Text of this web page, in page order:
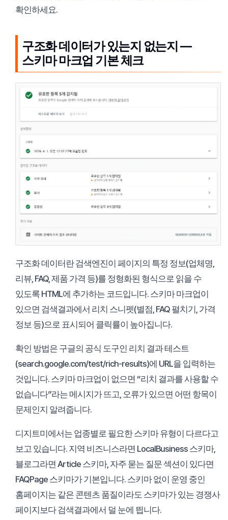
확인하세요.
구조화 데이터가 있는지 없는지 —
스키마 마크업 기본 체크
구조화 데이터란 검색엔진이 페이지의 특정 정보(업체명,
리뷰, FAQ, 제품 가격 등)를 정형화된 형식으로 읽을 수
있도록 HTML에 추가하는 코드입니다. 스키마 마크업이
있으면 검색결과에서 리치 스니펫(별점, FAQ 펼치기, 가격
정보 등)으로 표시되어 클릭률이 높아집니다.
확인 방법은 구글의 공식 도구인 리치 결과 테스트
(search.google.com/test/rich-results)에 URL을 입력하는
것입니다. 스키마 마크업이 없으면 “리치 결과를 사용할 수
없습니다”라는 메시지가 뜨고, 오류가 있으면 어떤 항목이
문제인지 알려줍니다.
디지트미에서는 업종별로 필요한 스키마 유형이 다르다고
보고 있습니다. 지역 비즈니스라면 LocalBusiness 스키마,
블로그라면 Article 스키마, 자주 묻는 질문 섹션이 있다면
FAQPage 스키마가 기본입니다. 스키마 없이 운영 중인
홈페이지는 같은 콘텐츠 품질이라도 스키마가 있는 경쟁사
페이지보다 검색결과에서 덜 눈에 띕니다.